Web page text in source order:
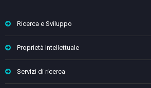
Ricerca e Sviluppo
Proprietà Intellettuale
Servizi di ricerca